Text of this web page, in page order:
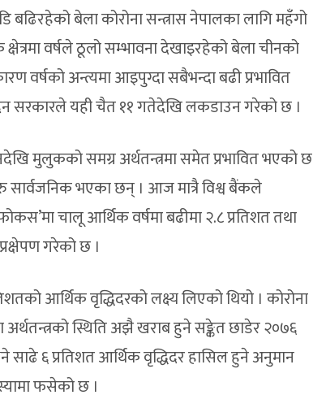
बेला कोरोना सन्त्रास नेपालका लागि महँगो
वर्षले ठूलो सम्भावना देखाइरहेको बेला चीनको
वर्षको अन्त्यमा आइपुग्दा सबैभन्दा बढी प्रभावित
सरकारले यही चैत ११ गतेदेखि लकडाउन गरेको छ ।
मुलुकको समग्र अर्थतन्त्रमा समेत प्रभावित भएको छ
भएका छन् । आज मात्रै विश्व बैंकले
चालू आर्थिक वर्षमा बढीमा २.८ प्रतिशत तथा
गरेको छ ।
आर्थिक वृद्धिदरको लक्ष्य लिएको थियो । कोरोना
स्थिति अझै खराब हुने सङ्केत छाडेर २०७६
साढे ६ प्रतिशत आर्थिक वृद्धिदर हासिल हुने अनुमान
फसेको छ ।